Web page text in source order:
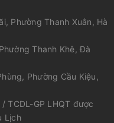
Phường Thanh Xuân, Hà
Thanh Khê, Đà
Phường Cầu Kiệu,
TCDL-GP LHQT được
Lịch